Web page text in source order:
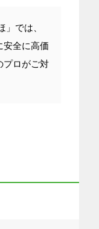
では、
安全に高価
プロがご対